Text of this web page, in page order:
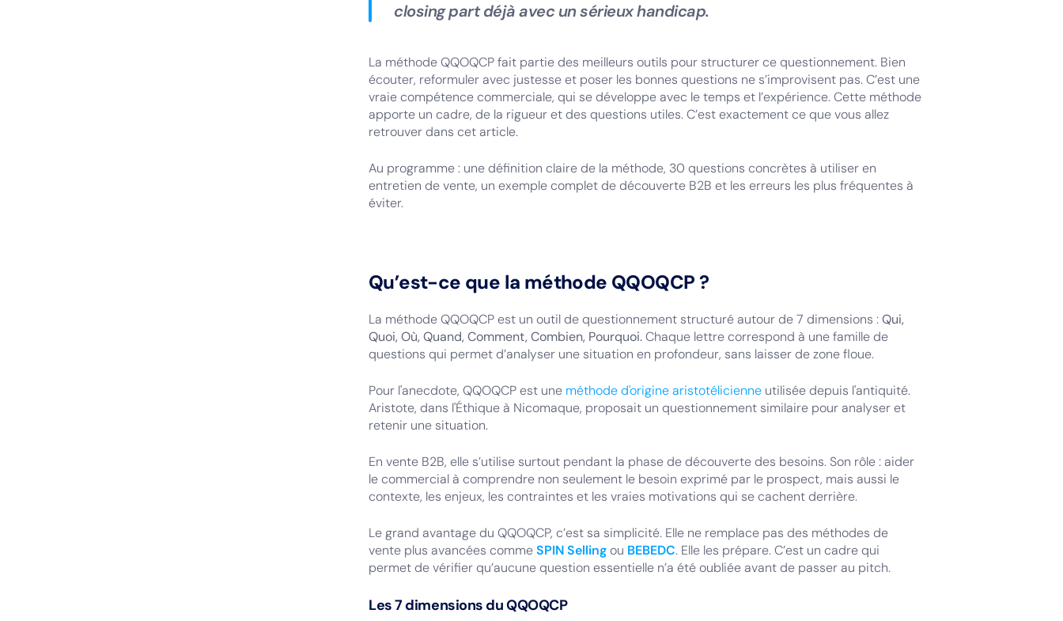
closing part déjà avec un sérieux handicap.
La méthode QQOQCP fait partie des meilleurs outils pour structurer ce questionnement. Bien
écouter, reformuler avec justesse et poser les bonnes questions ne s’improvisent pas. C’est une
vraie compétence commerciale, qui se développe avec le temps et l’expérience. Cette méthode
apporte un cadre, de la rigueur et des questions utiles. C’est exactement ce que vous allez
retrouver dans cet article.
Au programme : une définition claire de la méthode, 30 questions concrètes à utiliser en
entretien de vente, un exemple complet de découverte B2B et les erreurs les plus fréquentes à
éviter.
Qu’est-ce que la méthode QQOQCP ?
La méthode QQOQCP est un outil de questionnement structuré autour de 7 dimensions :Qui,
Quoi, Où, Quand, Comment, Combien, Pourquoi.Chaque lettre correspond à une famille de
questions qui permet d’analyser une situation en profondeur, sans laisser de zone floue.
Pour l'anecdote, QQOQCP est une méthode d'origine aristotélicienne utilisée depuis l'antiquité.
Aristote, dans l'Éthique à Nicomaque, proposait un questionnement similaire pour analyser et
retenir une situation.
En vente B2B, elle s’utilise surtout pendant la phase de découverte des besoins. Son rôle : aider
le commercial à comprendre non seulement le besoin exprimé par le prospect, mais aussi le
contexte, les enjeux, les contraintes et les vraies motivations qui se cachent derrière.
Le grand avantage du QQOQCP, c’est sa simplicité. Elle ne remplace pas des méthodes de
vente plus avancées commeSPIN Sellingou BEBEDC. Elle les prépare. C’est un cadre qui
permet de vérifier qu’aucune question essentielle n’a été oubliée avant de passer au pitch.
Les 7 dimensions du QQOQCP